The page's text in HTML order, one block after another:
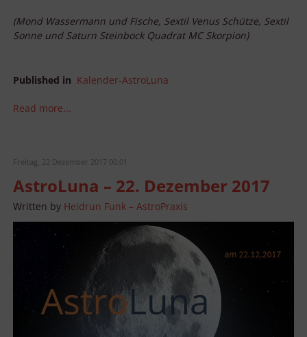
(Mond Wassermann und Fische, Sextil Venus Schütze, Sextil
Sonne und Saturn Steinbock Quadrat MC Skorpion)
Published in Kalender-AstroLuna
Read more...
Freitag, 22 Dezember 2017 00:01
AstroLuna – 22. Dezember 2017
Written by Heidrun Funk – AstroPraxis